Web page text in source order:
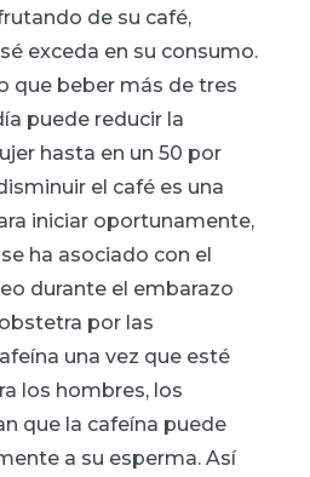
de su café,
exceda en su consumo.
que beber más de tres
puede reducir la
hasta en un 50 por
el café es una
iniciar oportunamente,
ha asociado con el
durante el embarazo
por las
una vez que esté
los hombres, los
que la cafeína puede
a su esperma. Así